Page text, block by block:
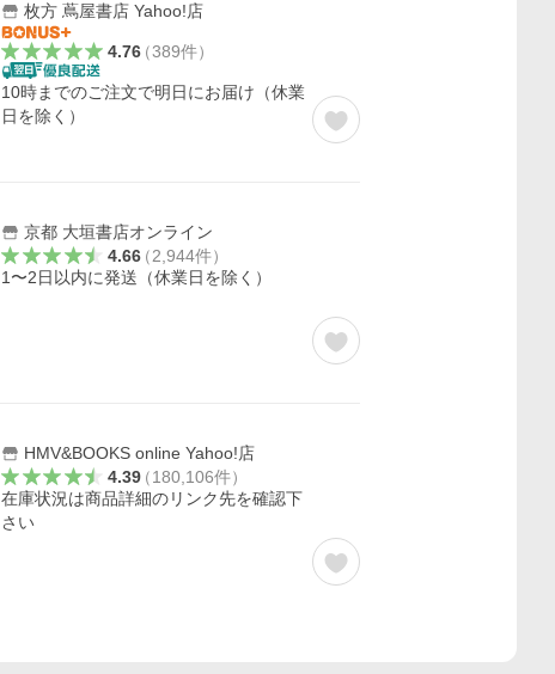
枚方 蔦屋書店 Yahoo!店
4.76（389件）
10時までのご注文で明日にお届け（休業
日を除く）
京都 大垣書店オンライン
4.66（2,944件）
1〜2日以内に発送（休業日を除く）
HMV&BOOKS online Yahoo!店
4.39（180,106件）
在庫状況は商品詳細のリンク先を確認下
さい